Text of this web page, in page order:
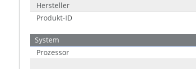
Hersteller
Produkt-ID
System
Prozessor